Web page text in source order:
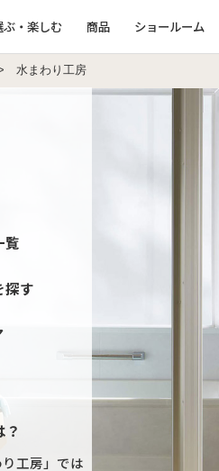
ぶ・楽しむ 商品 ショールーム
水まわり工房
覧
探す
工房」では